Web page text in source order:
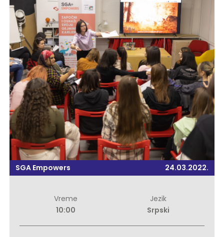
SGA Empowers 24.03.2022.
Vreme
10:00
Jezik
Srpski